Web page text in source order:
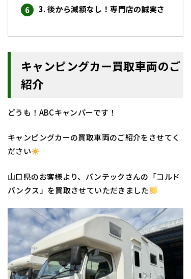
3. 後から減額なし！専門店の誠実さ
キャンピングカー買取車両のご
紹介
どうも！ABCキャンパーです！
キャンピングカーの買取車両のご紹介をさせてく
ださい
山口県のお客様より、バンテックさんの「コルド
バンクス」を買取させていただきました